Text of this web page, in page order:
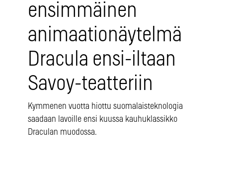
ensimmäinen
animaationäytelmä
Dracula ensi-iltaan
Savoy-teatteriin
Kymmenen vuotta hiottu suomalaisteknologia
saadaan lavoille ensi kuussa kauhuklassikko
Draculan muodossa.